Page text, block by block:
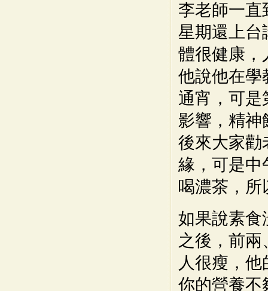
李老師一直
星期還上台
體很健康，
他說他在學
通宵，可是
影響，精神
後來大家勸
緣，可是中
喝濃茶，所
如果說素食
之後，前
人很瘦，
你的營養不